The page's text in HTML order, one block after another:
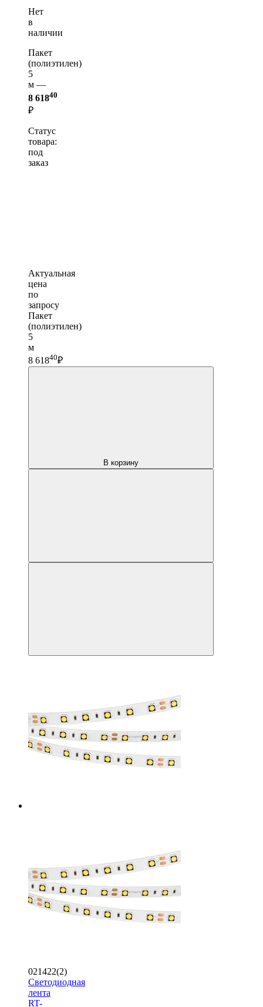
Нет
в
наличии
Пакет
(полиэтилен)
5
м —
8 61840
₽
Статус
товара:
под
заказ
Актуальная
цена
по
запросу
Пакет
(полиэтилен)
5
м
8 61840₽
В корзину
021422(2)
Светодиодная
лента
RT-